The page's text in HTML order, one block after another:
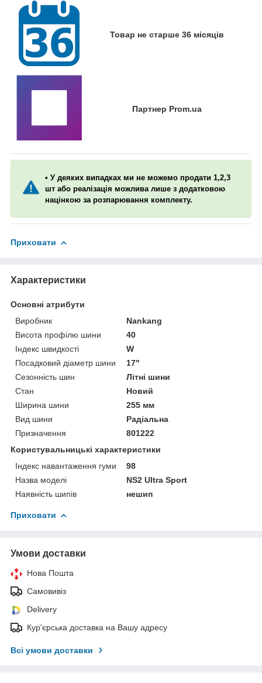
Товар не старше 36 місяців
Партнер Prom.ua
• У деяких випадках ми не можемо продати 1,2,3
шт або реалізація можлива лише з додатковою
націнкою за розпарювання комплекту.
Приховати
Характеристики
Основні атрибути
Виробник
Nankang
Висота профілю шини
40
Індекс швидкості
W
Посадковий діаметр шини
17"
Сезонність шин
Літні шини
Стан
Новий
Ширина шини
255 мм
Вид шини
Радіальна
Призначення
801222
Користувальницькі характеристики
Індекс навантаження гуми
98
Назва моделі
NS2 Ultra Sport
Наявність шипів
нешип
Приховати
Умови доставки
Нова Пошта
Самовивіз
Delivery
Кур'єрська доставка на Вашу адресу
Всі умови доставки